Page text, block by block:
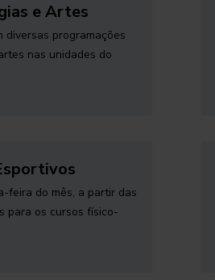
e Artes
diversas programações
nas unidades do
feira do mês, a partir das
para os cursos físico-